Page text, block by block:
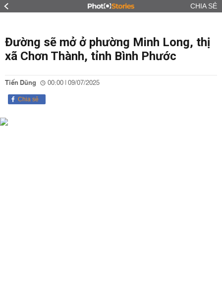
CHIA SẺ
Đường sẽ mở ở phường Minh Long, thị
xã Chơn Thành, tỉnh Bình Phước
Tiến Dũng 00:00 | 09/07/2025
Chia sẻ